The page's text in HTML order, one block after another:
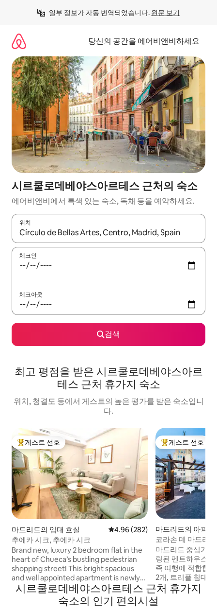
일부 정보가 자동 번역되었습니다. 원문 보기
당신의 공간을 에어비앤비하세요
시르쿨로데베야스아르테스 근처의 숙소
에어비앤비에서 특색 있는 숙소, 독채 등을 예약하세요.
위치
결과가 나오면 위·아래 화살표 키를 사용하거나 터치 또는 스와이
체크인
체크아웃
검색
최고 평점을 받은 시르쿨로데베야스아르
테스 근처 휴가지 숙소
위치, 청결도 등에서 게스트의 높은 평가를 받은 숙소입니
다.
상위 게스트 선호
게스트 선호
마드리드의 임대 호실 평점 4.96점(5점 만점), 후기 282
4.96 (282)
추에카 시크, 추에카 시크
Brand new, luxury 2 bedroom flat in the
heart of Chueca’s bustling pedestrian
shopping street! This bright spacious
and well appointed apartment is newly
renovated in 2023 and located in one of
the hippest areas in Madrid. It's spacious
floor plan, full kitchen & full amenities
상위 게스트 선호
게스트 선호
마드리드의 아파트
코라손 데 마드리
마드리드 중심가
링된 펜트하우스
족 여행에 적합합
2개, 트리플 침대 1
실, 욕실 3개, 시설
있습니다. 현대적
델링된 공간입니다. 에어컨과 초고속 와
시르쿨로데베야스아르테스 근처 휴가지
숙소의 인기 편의시설